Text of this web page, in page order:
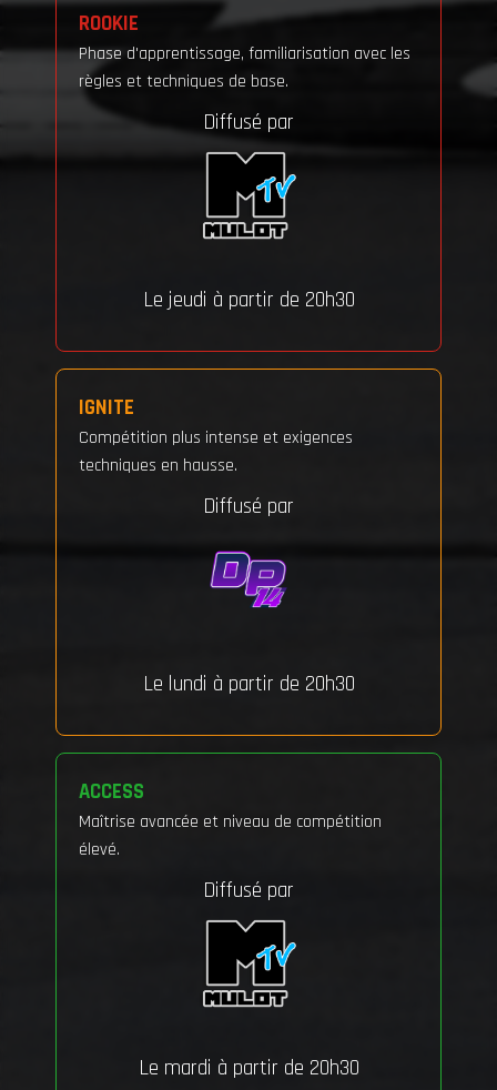
ROOKIE
Phase d'apprentissage, familiarisation avec les
règles et techniques de base.
Diffusé par
Le jeudi à partir de 20h30
IGNITE
Compétition plus intense et exigences
techniques en hausse.
Diffusé par
Le lundi à partir de 20h30
ACCESS
Maîtrise avancée et niveau de compétition
élevé.
Diffusé par
Le mardi à partir de 20h30